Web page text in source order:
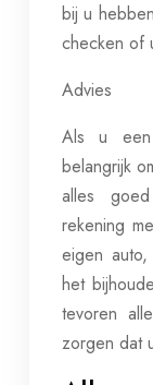
bij u
checken of
Advies
Als u een
belangrijk
alles
rekening
eigen
het
tevoren
zorgen dat